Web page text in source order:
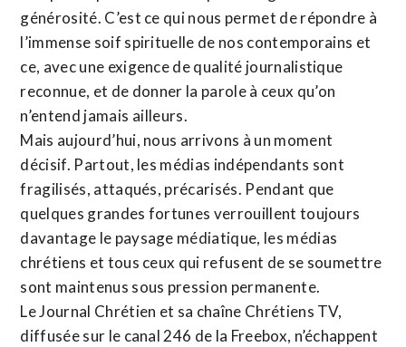
générosité. C’est ce qui nous permet de répondre à
l’immense soif spirituelle de nos contemporains et
ce, avec une exigence de qualité journalistique
reconnue, et de donner la parole à ceux qu’on
n’entend jamais ailleurs.
Mais aujourd’hui, nous arrivons à un moment
décisif. Partout, les médias indépendants sont
fragilisés, attaqués, précarisés. Pendant que
quelques grandes fortunes verrouillent toujours
davantage le paysage médiatique, les médias
chrétiens et tous ceux qui refusent de se soumettre
sont maintenus sous pression permanente.
Le Journal Chrétien et sa chaîne Chrétiens TV,
diffusée sur le canal 246 de la Freebox, n’échappent